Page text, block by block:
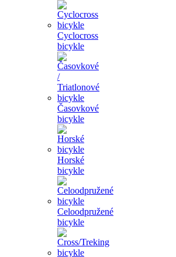
Cyclocross
bicykle
Časovkové
bicykle
Horské
bicykle
Celoodpružené
bicykle